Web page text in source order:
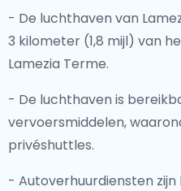
- De luchthaven van
3 kilometer (1,8 mijl) van
Lamezia Terme.
- De luchthaven is
vervoersmiddelen,
privéshuttles.
- Autoverhuurdiensten